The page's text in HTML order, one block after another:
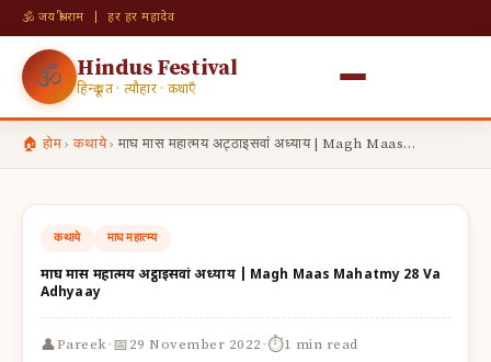
🕉 जय श्री राम | हर हर महादेव
🕉 Hindus Festival
हिन्दू व्रत · त्यौहार · कथाएँ
🏠 होम› कथाये› माघ मास महात्मय अट्ठाइसवां अध्याय | Magh Maas…
कथाये माघ महात्म्य
माघ मास महात्मय अट्ठाइसवां अध्याय | Magh Maas Mahatmy 28 Va
Adhyaay
👤Pareek·📅29 November 2022·⏱1 min read